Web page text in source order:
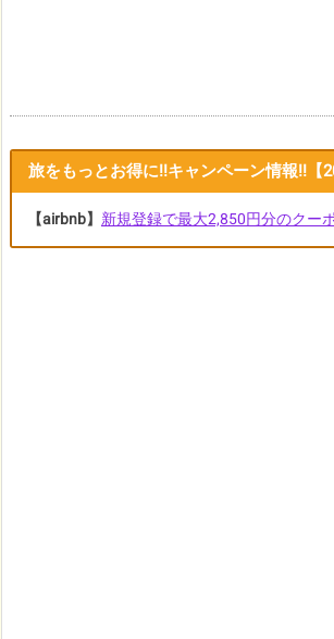
旅をもっとお得に!!キャンペーン情報!!【
【airbnb】 新規登録で最大2,850円分のクー